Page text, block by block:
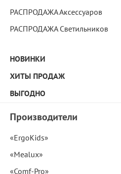
РАСПРОДАЖА Аксессуаров
РАСПРОДАЖА Светильников
НОВИНКИ
ХИТЫ ПРОДАЖ
ВЫГОДНО
Производители
«ErgoKids»
«Mealux»
«Comf-Pro»